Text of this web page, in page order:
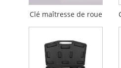
Clé maîtresse de roue